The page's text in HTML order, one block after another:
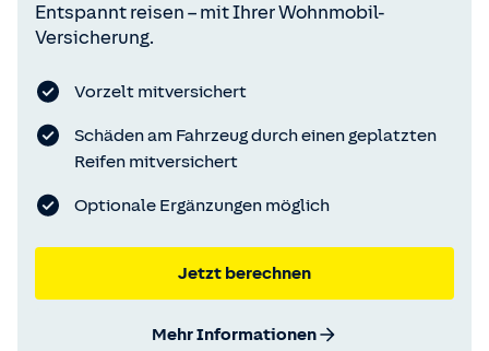
Entspannt reisen – mit Ihrer Wohnmobil-
Versicherung.
Vorzelt mitversichert
Schäden am Fahrzeug durch einen geplatzten
Reifen mitversichert
Optionale Ergänzungen möglich
Jetzt berechnen
Mehr Informationen